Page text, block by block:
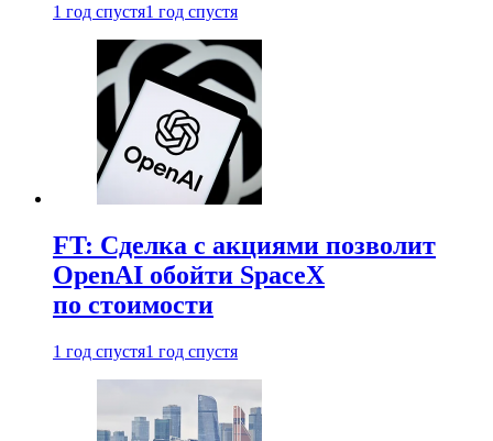
1 год спустя1 год спустя
FT: Сделка с акциями позволит
OpenAI обойти SpaceX
по стоимости
1 год спустя1 год спустя